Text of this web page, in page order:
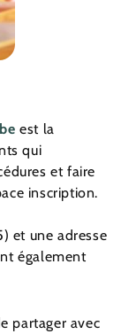
est la
qui
et faire
inscription.
et une adresse
également
partager avec